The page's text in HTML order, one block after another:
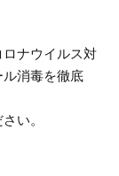
ナウイルス対
消毒を徹底
い。